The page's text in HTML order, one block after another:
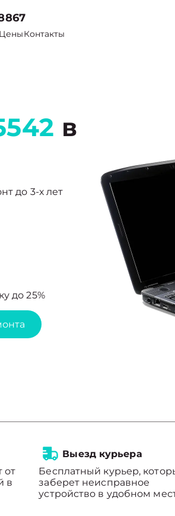
ЦеныКонтакты
в
до 3-х лет
до 25%
от
в
Выезд курьера
Бесплатный курьер,
заберет неисправное
устройство в удобном